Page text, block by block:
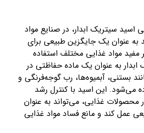
اسید سیتریک ابدار، در صنایع مواد
عنوان یک جایگزین طبیعی برای
مفید مواد غذایی مختلف استفاده
به عنوان یک ماده حفاظتی در
بستنی، آبمیوه‌ها، رب گوجه‌فرنگی و
می‌شود. این اسید با کنترل رشد
محصولات غذایی، می‌تواند به عنوان
عمل کند و مانع فساد مواد غذایی